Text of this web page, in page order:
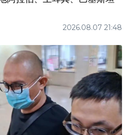
2026.08.07 21:48